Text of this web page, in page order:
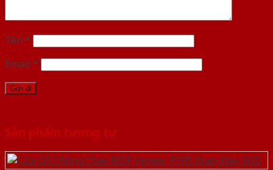
Tên *
Email *
Sản phẩm tương tự